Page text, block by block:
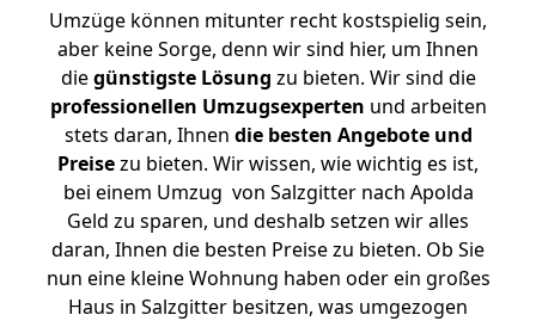
Umzüge können mitunter recht kostspielig sein,
aber keine Sorge, denn wir sind hier, um Ihnen
diegünstigste Lösung zu bieten. Wir sind die
professionellen Umzugsexperten und arbeiten
stets daran, Ihnen die besten Angebote und
Preisezu bieten. Wir wissen, wie wichtig es ist,
bei einem Umzug von Salzgitter nach Apolda
Geld zu sparen, und deshalb setzen wir alles
daran, Ihnen die besten Preise zu bieten. Ob Sie
nun eine kleine Wohnung haben oder ein großes
Haus in Salzgitter besitzen, was umgezogen